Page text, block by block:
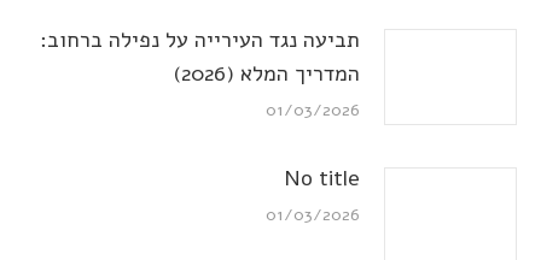
תביעה נגד העירייה על נפילה ברחוב:
המדריך המלא (2026)
01/03/2026
No title
01/03/2026